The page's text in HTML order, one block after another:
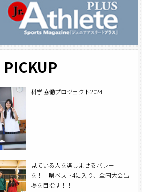
PICKUP
科学協働プロジェクト2024
見ている人を楽しませるバレー
を！ 県ベスト4に入り、全国大会出
場を目指す！！